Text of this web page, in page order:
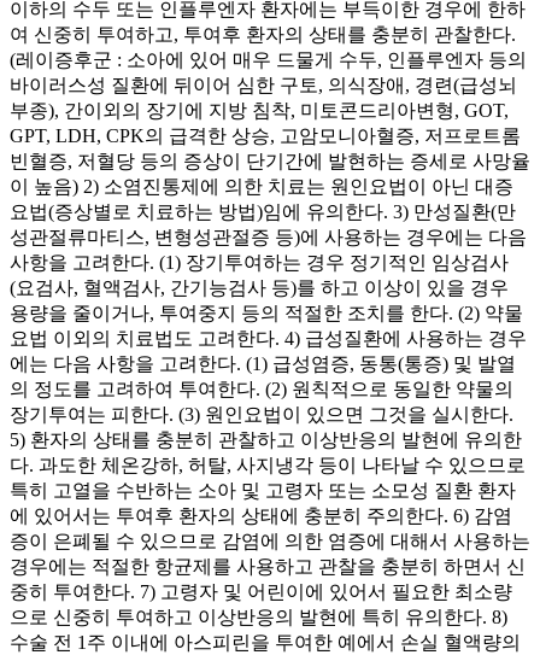
이하의 수두 또는 인플루엔자 환자에는 부득이한 경우에 한하
여 신중히 투여하고, 투여후 환자의 상태를 충분히 관찰한다.
(레이증후군 : 소아에 있어 매우 드물게 수두, 인플루엔자 등의
바이러스성 질환에 뒤이어 심한 구토, 의식장애, 경련(급성뇌
부종), 간이외의 장기에 지방 침착, 미토콘드리아변형, GOT,
GPT, LDH, CPK의 급격한 상승, 고암모니아혈증, 저프로트롬
빈혈증, 저혈당 등의 증상이 단기간에 발현하는 증세로 사망율
이 높음) 2) 소염진통제에 의한 치료는 원인요법이 아닌 대증
요법(증상별로 치료하는 방법)임에 유의한다. 3) 만성질환(만
성관절류마티스, 변형성관절증 등)에 사용하는 경우에는 다음
사항을 고려한다. (1) 장기투여하는 경우 정기적인 임상검사
(요검사, 혈액검사, 간기능검사 등)를 하고 이상이 있을 경우
용량을 줄이거나, 투여중지 등의 적절한 조치를 한다. (2) 약물
요법 이외의 치료법도 고려한다. 4) 급성질환에 사용하는 경우
에는 다음 사항을 고려한다. (1) 급성염증, 동통(통증) 및 발열
의 정도를 고려하여 투여한다. (2) 원칙적으로 동일한 약물의
장기투여는 피한다. (3) 원인요법이 있으면 그것을 실시한다.
5) 환자의 상태를 충분히 관찰하고 이상반응의 발현에 유의한
다. 과도한 체온강하, 허탈, 사지냉각 등이 나타날 수 있으므로
특히 고열을 수반하는 소아 및 고령자 또는 소모성 질환 환자
에 있어서는 투여후 환자의 상태에 충분히 주의한다. 6) 감염
증이 은폐될 수 있으므로 감염에 의한 염증에 대해서 사용하는
경우에는 적절한 항균제를 사용하고 관찰을 충분히 하면서 신
중히 투여한다. 7) 고령자 및 어린이에 있어서 필요한 최소량
으로 신중히 투여하고 이상반응의 발현에 특히 유의한다. 8)
수술 전 1주 이내에 아스피린을 투여한 예에서 손실 혈액량의